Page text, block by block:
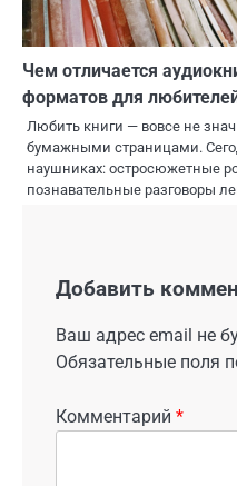
Чем отличается
форматов для
Любить книги — вовсе не
бумажными страницами.
наушниках: остросюжетные
познавательные разговоры
Добавить
Ваш адрес email не
Обязательные поля
Комментарий *